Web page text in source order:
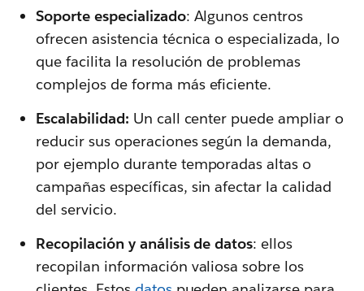
Soporte especializado: Algunos centros
ofrecen asistencia técnica o especializada, lo
que facilita la resolución de problemas
complejos de forma más eficiente.
Escalabilidad: Un call center puede ampliar o
reducir sus operaciones según la demanda,
por ejemplo durante temporadas altas o
campañas específicas, sin afectar la calidad
del servicio.
Recopilación y análisis de datos: ellos
recopilan información valiosa sobre los